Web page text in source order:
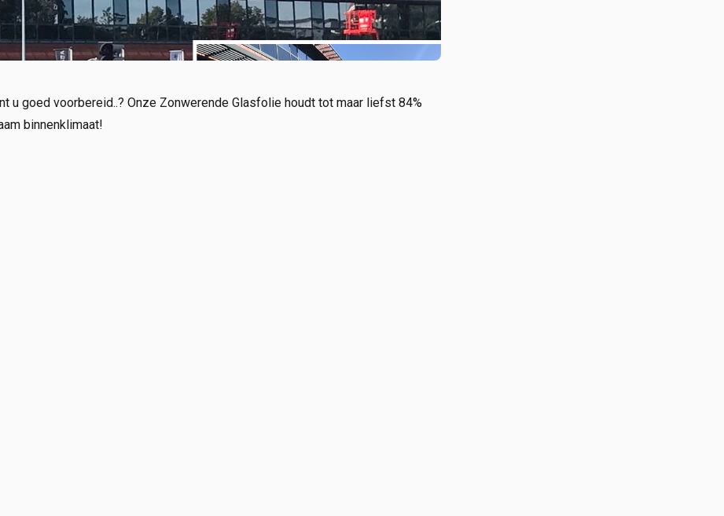
u goed voorbereid..? Onze Zonwerende Glasfolie houdt tot maar liefst 84%
binnenklimaat!